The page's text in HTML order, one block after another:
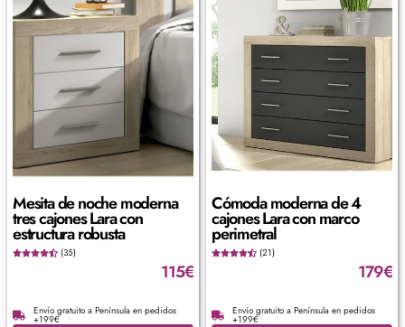
Mesita de noche moderna
tres cajones Lara con
estructura robusta
(35)
115€
Envío gratuito a Península en pedidos
+199€
Cómoda moderna de 4
cajones Lara con marco
perimetral
(21)
179€
Envío gratuito a Península en pedidos
+199€